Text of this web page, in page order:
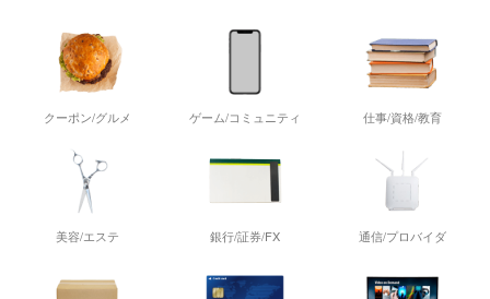
クーポン/グルメ ゲーム/コミュニティ 仕事/資格/教育
美容/エステ 銀行/証券/FX 通信/プロバイダ